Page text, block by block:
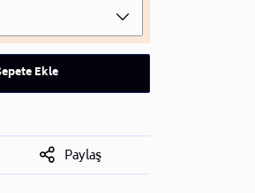
Ekle
Paylaş